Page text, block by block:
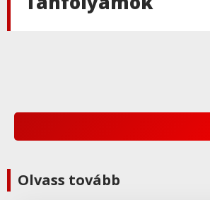
Olvass tovább